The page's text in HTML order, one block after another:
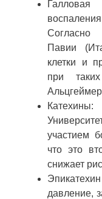
Согласно
Павии
клетки и
при
Катехины:
участием
что это
снижает
давление,